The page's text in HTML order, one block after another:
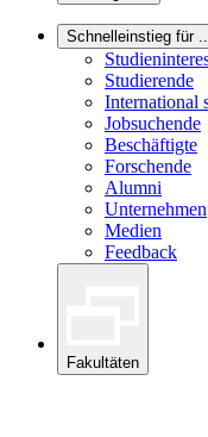
Schnelleinstieg für
Studierende
International
Jobsuchende
Beschäftigte
Forschende
Alumni
Unternehmen
Medien
Feedback
Fakultäten